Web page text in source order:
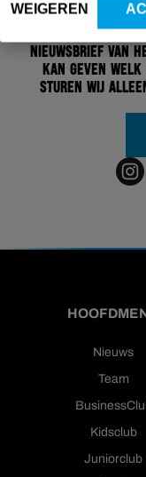
WEIGEREN
Wil jij altijd en
van al het
nieuwsbrief van
kan geven
sturen wij
Nieuws
Team
Kidsclub
Juniorclub